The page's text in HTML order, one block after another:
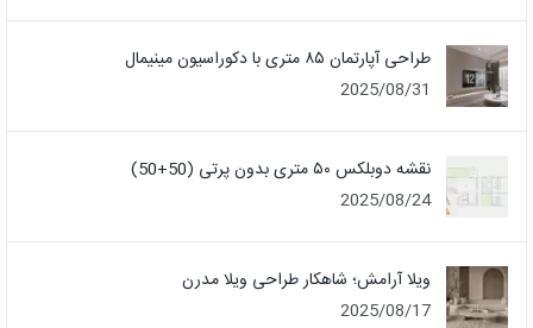
طراحی آپارتمان ۸۵ متری با دکوراسیون مینیمال
2025/08/31
نقشه دوبلکس ۵۰ متری بدون پرتی (50+50)
2025/08/24
ویلا آرامش؛ شاهکار طراحی ویلا مدرن
2025/08/17